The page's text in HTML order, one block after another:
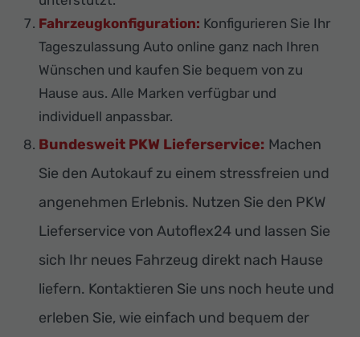
Fahrzeugkonfiguration: Konfigurieren Sie Ihr
Tageszulassung Auto online ganz nach Ihren
Wünschen und kaufen Sie bequem von zu
Hause aus. Alle Marken verfügbar und
individuell anpassbar.
Bundesweit PKW Lieferservice: Machen
Sie den Autokauf zu einem stressfreien und
angenehmen Erlebnis. Nutzen Sie den PKW
Lieferservice von Autoflex24 und lassen Sie
sich Ihr neues Fahrzeug direkt nach Hause
liefern. Kontaktieren Sie uns noch heute und
erleben Sie, wie einfach und bequem der